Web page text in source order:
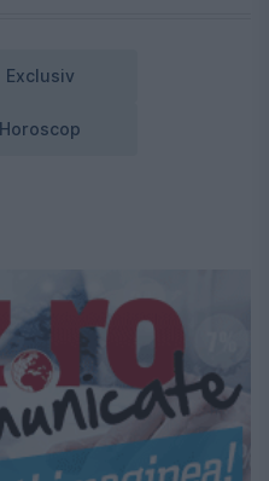
Exclusiv
Horoscop